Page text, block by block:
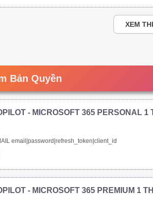
XEM
Bản Quyền
- MICROSOFT 365 PERSONAL 1
email|password|refresh_token|client_id
- MICROSOFT 365 PREMIUM 1